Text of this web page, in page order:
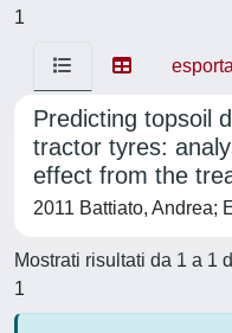
1
Predicting topsoil
tractor tyres:
effect from the
2011 Battiato, Andrea;
Mostrati risultati da 1 a 1
1